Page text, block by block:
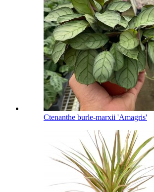
Ctenanthe burle-marxii 'Amagris'